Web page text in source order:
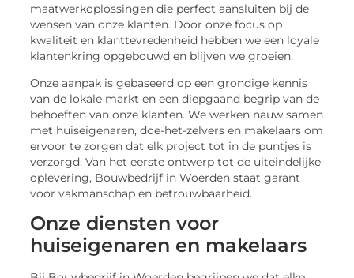
maatwerkoplossingen die perfect aansluiten bij de
wensen van onze klanten. Door onze focus op
kwaliteit en klanttevredenheid hebben we een loyale
klantenkring opgebouwd en blijven we groeien.
Onze aanpak is gebaseerd op een grondige kennis
van de lokale markt en een diepgaand begrip van de
behoeften van onze klanten. We werken nauw samen
met huiseigenaren, doe-het-zelvers en makelaars om
ervoor te zorgen dat elk project tot in de puntjes is
verzorgd. Van het eerste ontwerp tot de uiteindelijke
oplevering, Bouwbedrijf in Woerden staat garant
voor vakmanschap en betrouwbaarheid.
Onze diensten voor
huiseigenaren en makelaars